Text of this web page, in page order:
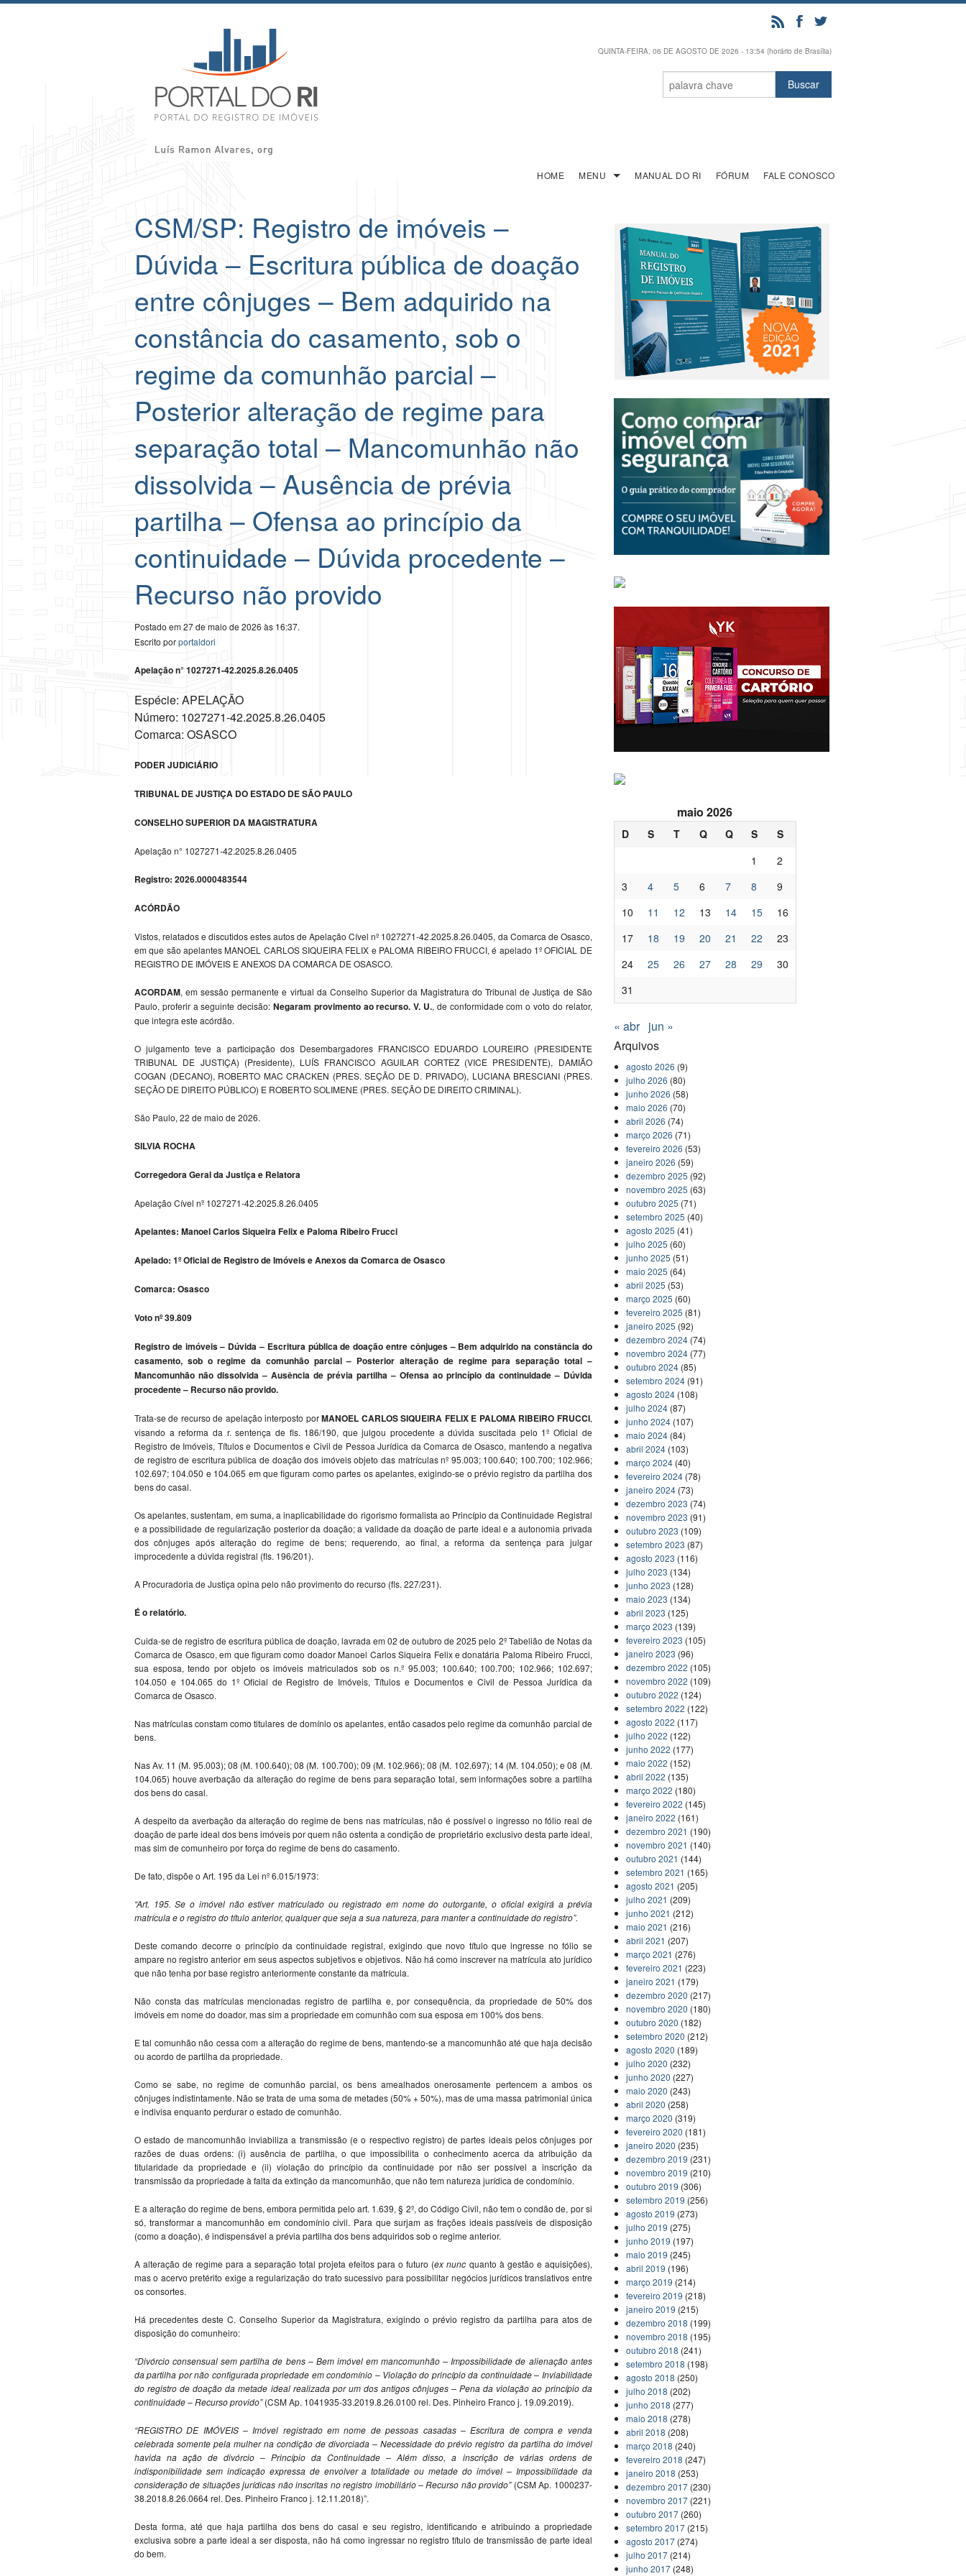
QUINTA-FEIRA, 06 DE AGOSTO DE 2026 - 13:54 (horário de Brasília)
HOME MENU MANUAL DO RI FÓRUM FALE CONOSCO
CSM/SP: Registro de imóveis –
Dúvida – Escritura pública de doação
entre cônjuges – Bem adquirido na
constância do casamento, sob o
regime da comunhão parcial –
Posterior alteração de regime para
separação total – Mancomunhão não
dissolvida – Ausência de prévia
partilha – Ofensa ao princípio da
continuidade – Dúvida procedente –
Recurso não provido
Postado em 27 de maio de 2026 às 16:37.
Escrito porportaldori
Apelação n° 1027271-42.2025.8.26.0405
Espécie: APELAÇÃO
Número: 1027271-42.2025.8.26.0405
Comarca: OSASCO
PODER JUDICIÁRIO
TRIBUNAL DE JUSTIÇA DO ESTADO DE SÃO PAULO
CONSELHO SUPERIOR DA MAGISTRATURA
Apelação n° 1027271-42.2025.8.26.0405
Registro: 2026.0000483544
ACÓRDÃO
Vistos, relatados e discutidos estes autos de Apelação Cível nº 1027271-42.2025.8.26.0405, da Comarca de Osasco,
em que são apelantes MANOEL CARLOS SIQUEIRA FELIX e PALOMA RIBEIRO FRUCCI, é apelado 1º OFICIAL DE
REGISTRO DE IMÓVEIS E ANEXOS DA COMARCA DE OSASCO.
ACORDAM, em sessão permanente e virtual da Conselho Superior da Magistratura do Tribunal de Justiça de São
Paulo, proferir a seguinte decisão:Negaram provimento ao recurso. V. U., de conformidade com o voto do relator,
que integra este acórdão.
O julgamento teve a participação dos Desembargadores FRANCISCO EDUARDO LOUREIRO (PRESIDENTE
TRIBUNAL DE JUSTIÇA) (Presidente), LUÍS FRANCISCO AGUILAR CORTEZ (VICE PRESIDENTE), DAMIÃO
COGAN (DECANO), ROBERTO MAC CRACKEN (PRES. SEÇÃO DE D. PRIVADO), LUCIANA BRESCIANI (PRES.
SEÇÃO DE DIREITO PÚBLICO) E ROBERTO SOLIMENE (PRES. SEÇÃO DE DIREITO CRIMINAL).
São Paulo, 22 de maio de 2026.
SILVIA ROCHA
Corregedora Geral da Justiça e Relatora
Apelação Cível nº 1027271-42.2025.8.26.0405
Apelantes: Manoel Carlos Siqueira Felix e Paloma Ribeiro Frucci
Apelado: 1º Oficial de Registro de Imóveis e Anexos da Comarca de Osasco
Comarca: Osasco
Voto nº 39.809
Registro de imóveis – Dúvida – Escritura pública de doação entre cônjuges – Bem adquirido na constância do
casamento, sob o regime da comunhão parcial – Posterior alteração de regime para separação total –
Mancomunhão não dissolvida – Ausência de prévia partilha – Ofensa ao princípio da continuidade – Dúvida
procedente – Recurso não provido.
Trata-se de recurso de apelação interposto porMANOEL CARLOS SIQUEIRA FELIX E PALOMA RIBEIRO FRUCCI,
visando a reforma da r. sentença de fls. 186/190, que julgou procedente a dúvida suscitada pelo 1º Oficial de
Registro de Imóveis, Títulos e Documentos e Civil de Pessoa Jurídica da Comarca de Osasco, mantendo a negativa
de registro de escritura pública de doação dos imóveis objeto das matrículas nº 95.003; 100.640; 100.700; 102.966;
102.697; 104.050 e 104.065 em que figuram como partes os apelantes, exigindo-se o prévio registro da partilha dos
bens do casal.
Os apelantes, sustentam, em suma, a inaplicabilidade do rigorismo formalista ao Princípio da Continuidade Registral
e a possibilidade de regularização posterior da doação; a validade da doação de parte ideal e a autonomia privada
dos cônjuges após alteração do regime de bens; requerendo, ao final, a reforma da sentença para julgar
improcedente a dúvida registral (fls. 196/201).
A Procuradoria de Justiça opina pelo não provimento do recurso (fls. 227/231).
É o relatório.
Cuida-se de registro de escritura pública de doação, lavrada em 02 de outubro de 2025 pelo 2º Tabelião de Notas da
Comarca de Osasco, em que figuram como doador Manoel Carlos Siqueira Felix e donatária Paloma Ribeiro Frucci,
sua esposa, tendo por objeto os imóveis matriculados sob os n.º 95.003; 100.640; 100.700; 102.966; 102.697;
104.050 e 104.065 do 1º Oficial de Registro de Imóveis, Títulos e Documentos e Civil de Pessoa Jurídica da
Comarca de Osasco.
Nas matrículas constam como titulares de domínio os apelantes, então casados pelo regime da comunhão parcial de
bens.
Nas Av. 11 (M. 95.003); 08 (M. 100.640); 08 (M. 100.700); 09 (M. 102.966); 08 (M. 102.697); 14 (M. 104.050); e 08 (M.
104.065) houve averbação da alteração do regime de bens para separação total, sem informações sobre a partilha
dos bens do casal.
A despeito da averbação da alteração do regime de bens nas matrículas, não é possível o ingresso no fólio real de
doação de parte ideal dos bens imóveis por quem não ostenta a condição de proprietário exclusivo desta parte ideal,
mas sim de comunheiro por força do regime de bens do casamento.
De fato, dispõe o Art. 195 da Lei nº 6.015/1973:
“Art. 195. Se o imóvel não estiver matriculado ou registrado em nome do outorgante, o oficial exigirá a prévia
matrícula e o registro do título anterior, qualquer que seja a sua natureza, para manter a continuidade do registro”.
Deste comando decorre o princípio da continuidade registral, exigindo que novo título que ingresse no fólio se
ampare no registro anterior em seus aspectos subjetivos e objetivos. Não há como inscrever na matrícula ato jurídico
que não tenha por base registro anteriormente constante da matrícula.
Não consta das matrículas mencionadas registro de partilha e, por consequência, da propriedade de 50% dos
imóveis em nome do doador, mas sim a propriedade em comunhão com sua esposa em 100% dos bens.
E tal comunhão não cessa com a alteração do regime de bens, mantendo-se a mancomunhão até que haja decisão
ou acordo de partilha da propriedade.
Como se sabe, no regime de comunhão parcial, os bens amealhados onerosamente pertencem a ambos os
cônjuges indistintamente. Não se trata de uma soma de metades (50% + 50%), mas de uma massa patrimonial única
e indivisa enquanto perdurar o estado de comunhão.
O estado de mancomunhão inviabiliza a transmissão (e o respectivo registro) de partes ideais pelos cônjuges por
razões de duas ordens: (i) ausência de partilha, o que impossibilita o conhecimento acerca da atribuição da
titularidade da propriedade e (ii) violação do princípio da continuidade por não ser possível a inscrição da
transmissão da propriedade à falta da extinção da mancomunhão, que não tem natureza jurídica de condomínio.
E a alteração do regime de bens, embora permitida pelo art. 1.639, § 2º, do Código Civil, não tem o condão de, por si
só, transformar a mancomunhão em condomínio civil. Para que surjam as frações ideais passíveis de disposição
(como a doação), é indispensável a prévia partilha dos bens adquiridos sob o regime anterior.
A alteração de regime para a separação total projeta efeitos para o futuro (ex nunc quanto à gestão e aquisições),
mas o acervo pretérito exige a regularização do trato sucessivo para possibilitar negócios jurídicos translativos entre
os consortes.
Há precedentes deste C. Conselho Superior da Magistratura, exigindo o prévio registro da partilha para atos de
disposição do comunheiro:
“Divórcio consensual sem partilha de bens – Bem imóvel em mancomunhão – Impossibilidade de alienação antes
da partilha por não configurada propriedade em condomínio – Violação do princípio da continuidade – Inviabilidade
do registro de doação da metade ideal realizada por um dos antigos cônjuges – Pena da violação ao princípio da
continuidade – Recurso provido”(CSM Ap. 1041935-33.2019.8.26.0100 rel. Des. Pinheiro Franco j. 19.09.2019).
“REGISTRO DE IMÓVEIS – Imóvel registrado em nome de pessoas casadas – Escritura de compra e venda
celebrada somente pela mulher na condição de divorciada – Necessidade do prévio registro da partilha do imóvel
havida na ação de divórcio – Princípio da Continuidade – Além disso, a inscrição de várias ordens de
indisponibilidade sem indicação expressa de envolver a totalidade ou metade do imóvel – Impossibilidade da
consideração de situações jurídicas não inscritas no registro imobiliário – Recurso não provido” (CSM Ap. 1000237-
38.2018.8.26.0664 rel. Des. Pinheiro Franco j. 12.11.2018)”.
Desta forma, até que haja partilha dos bens do casal e seu registro, identificando e atribuindo a propriedade
exclusiva sobre a parte ideal a ser disposta, não há como ingressar no registro título de transmissão de parte ideal
do bem.
maio 2026
D S T Q Q S
S
1
2
3
4 5 6 7 8
9
10
11 12 13 14 15
16
17
18 19 20 21 22
23
24
25 26 27 28 29
30
31
« abr jun »
Arquivos
agosto 2026 (9)
julho 2026 (80)
junho 2026 (58)
maio 2026 (70)
abril 2026 (74)
março 2026 (71)
fevereiro 2026 (53)
janeiro 2026 (59)
dezembro 2025 (92)
novembro 2025 (63)
outubro 2025 (71)
setembro 2025 (40)
agosto 2025 (41)
julho 2025 (60)
junho 2025 (51)
maio 2025 (64)
abril 2025 (53)
março 2025 (60)
fevereiro 2025 (81)
janeiro 2025 (92)
dezembro 2024 (74)
novembro 2024 (77)
outubro 2024 (85)
setembro 2024 (91)
agosto 2024 (108)
julho 2024 (87)
junho 2024 (107)
maio 2024 (84)
abril 2024 (103)
março 2024 (40)
fevereiro 2024 (78)
janeiro 2024 (73)
dezembro 2023 (74)
novembro 2023 (91)
outubro 2023 (109)
setembro 2023 (87)
agosto 2023 (116)
julho 2023 (134)
junho 2023 (128)
maio 2023 (134)
abril 2023 (125)
março 2023 (139)
fevereiro 2023 (105)
janeiro 2023 (96)
dezembro 2022 (105)
novembro 2022 (109)
outubro 2022 (124)
setembro 2022 (122)
agosto 2022 (117)
julho 2022 (122)
junho 2022 (177)
maio 2022 (152)
abril 2022 (135)
março 2022 (180)
fevereiro 2022 (145)
janeiro 2022 (161)
dezembro 2021 (190)
novembro 2021 (140)
outubro 2021 (144)
setembro 2021 (165)
agosto 2021 (205)
julho 2021 (209)
junho 2021 (212)
maio 2021 (216)
abril 2021 (207)
março 2021 (276)
fevereiro 2021 (223)
janeiro 2021 (179)
dezembro 2020 (217)
novembro 2020 (180)
outubro 2020 (182)
setembro 2020 (212)
agosto 2020 (189)
julho 2020 (232)
junho 2020 (227)
maio 2020 (243)
abril 2020 (258)
março 2020 (319)
fevereiro 2020 (181)
janeiro 2020 (235)
dezembro 2019 (231)
novembro 2019 (210)
outubro 2019 (306)
setembro 2019 (256)
agosto 2019 (273)
julho 2019 (275)
junho 2019 (197)
maio 2019 (245)
abril 2019 (196)
março 2019 (214)
fevereiro 2019 (218)
janeiro 2019 (215)
dezembro 2018 (199)
novembro 2018 (195)
outubro 2018 (241)
setembro 2018 (198)
agosto 2018 (250)
julho 2018 (202)
junho 2018 (277)
maio 2018 (278)
abril 2018 (208)
março 2018 (240)
fevereiro 2018 (247)
janeiro 2018 (253)
dezembro 2017 (230)
novembro 2017 (221)
outubro 2017 (260)
setembro 2017 (215)
agosto 2017 (274)
julho 2017 (214)
junho 2017 (248)